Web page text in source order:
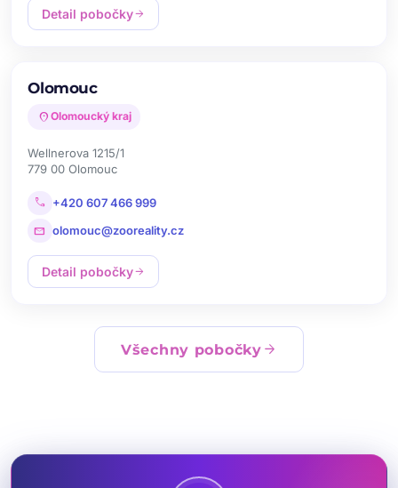
Detail pobočkyarrow_forward
Olomouc
location_on Olomoucký kraj
Wellnerova 1215/1
779 00 Olomouc
call +420 607 466 999
mail olomouc@zooreality.cz
Detail pobočkyarrow_forward
Všechny pobočky arrow_forward